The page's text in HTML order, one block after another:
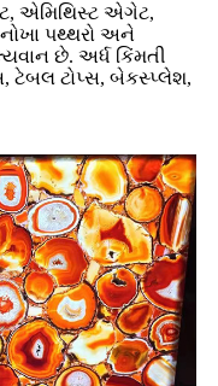
એમિથિસ્ટ એગેટ,
પથ્થરો અને
છે. અર્ધ કિંમતી
ટેબલ ટોપ્સ, બેકસ્પ્લેશ,